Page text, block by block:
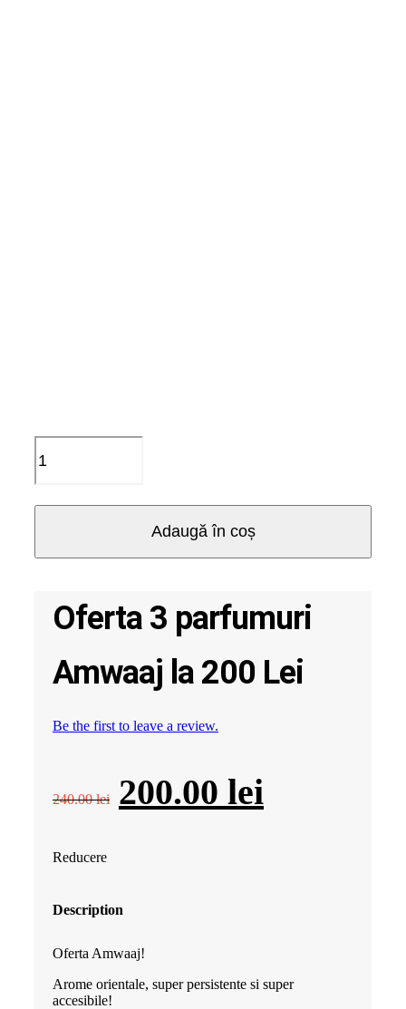
Oferta
3
parfumuri
200
Adaugă în coș
Oferta 3 parfumuri
Amwaaj la 200 Lei
Be the first to leave a review.
240.00lei
Prețul
fost:
240.00 lei.
200.00 lei
Reducere
Description
Oferta Amwaaj!
Arome orientale, super persistente si super
accesibile!